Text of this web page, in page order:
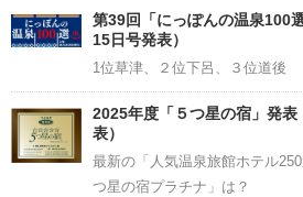
第39回「にっぽんの温泉100
15日号発表）
1位草津、２位下呂、３位道後
2025年度「５つ星の宿」発
表）
最新の「人気温泉旅館ホテル
つ星の宿プラチナ」は？